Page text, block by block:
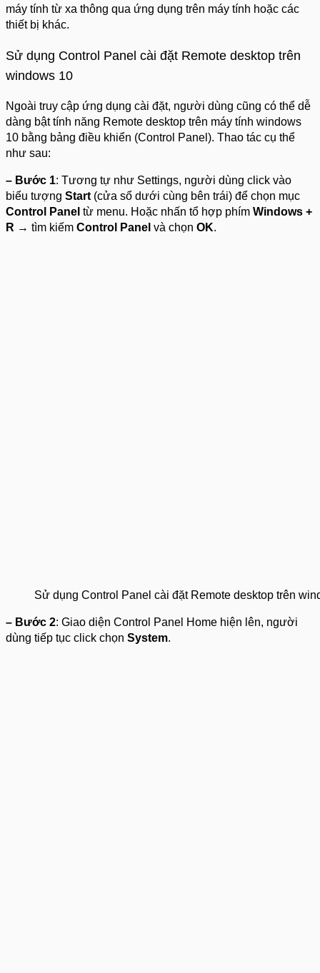
máy tính từ xa thông qua ứng dụng trên máy tính hoặc các
thiết bị khác.
Sử dụng Control Panel cài đặt Remote desktop trên
windows 10
Ngoài truy cập ứng dụng cài đặt, người dùng cũng có thể dễ
dàng bật tính năng Remote desktop trên máy tính windows
10 bằng bảng điều khiển (Control Panel). Thao tác cụ thể
như sau:
– Bước 1: Tương tự như Settings, người dùng click vào
biểu tượng Start (cửa sổ dưới cùng bên trái) để chọn mục
Control Panel từ menu. Hoặc nhấn tổ hợp phím Windows +
R → tìm kiếm Control Panel và chọn OK.
Sử dụng Control Panel cài đặt Remote desktop trên
– Bước 2: Giao diện Control Panel Home hiện lên, người
dùng tiếp tục click chọn System.